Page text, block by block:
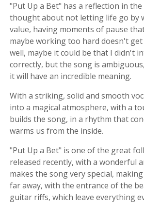
"Put Up a Bet" has a reflection in
thought about not letting life go by
value, having moments of pause
maybe working too hard doesn't
well, maybe it could be that I didn't
correctly, but the song is
it will have an incredible meaning.
With a striking, solid and smooth
into a magical atmosphere, with a
builds the song, in a rhythm that
warms us from the inside.
"Put Up a Bet" is one of the great
released recently, with a wonderful
makes the song very special,
far away, with the entrance of the
guitar riffs, which leave everything